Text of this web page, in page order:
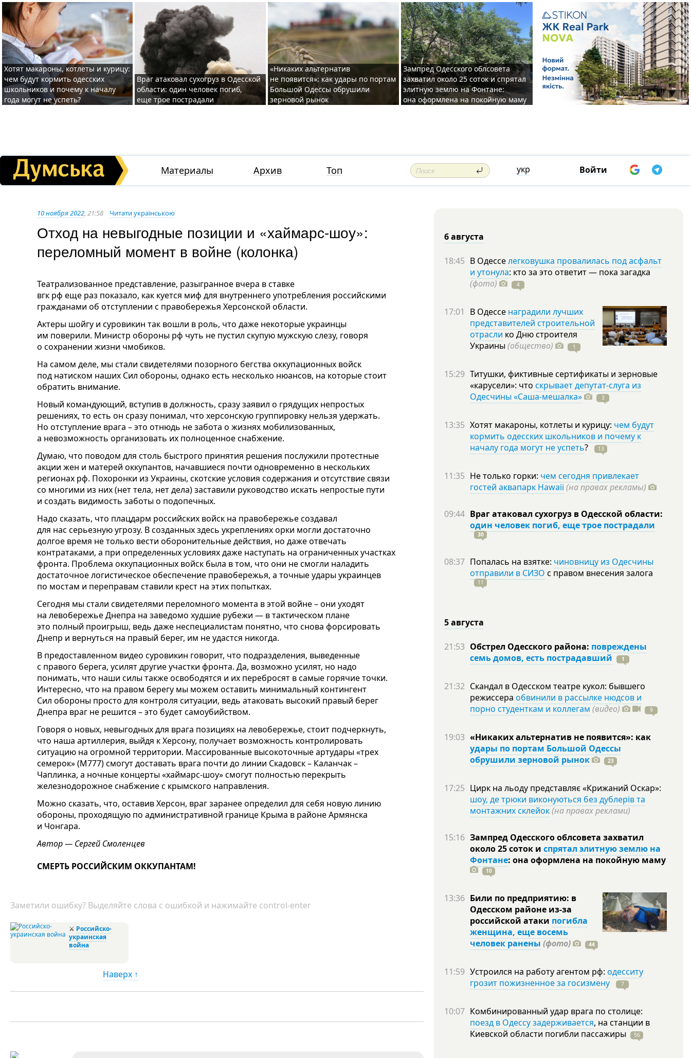
Хотят макароны, котлеты и курицу:
чем будут кормить одесских
школьников и почему к началу
года могут не успеть?
Враг атаковал сухогруз в Одесской
области: один человек погиб,
еще трое пострадали
«Никаких альтернатив
не появится»: как удары по портам
Большой Одессы обрушили
зерновой рынок
Зампред Одесского облсовета
захватил около 25 соток и спрятал
элитную землю на Фонтане:
она оформлена на покойную маму
Материалы Архив Топ укр Войти
10 ноября 2022, 21:58 Читати українською
Отход на невыгодные позиции и «хаймарс-шоу»:
переломный момент в войне (колонка)
Театрализованное представление, разыгранное вчера в ставке
вгк рф еще раз показало, как куется миф для внутреннего употребления российскими
гражданами об отступлении с правобережья Херсонской области.
Актеры шойгу и суровикин так вошли в роль, что даже некоторые украинцы
им поверили. Министр обороны рф чуть не пустил скупую мужскую слезу, говоря
о сохранении жизни чмобиков.
На самом деле, мы стали свидетелями позорного бегства оккупационных войск
под натиском наших Сил обороны, однако есть несколько нюансов, на которые стоит
обратить внимание.
Новый командующий, вступив в должность, сразу заявил о грядущих непростых
решениях, то есть он сразу понимал, что херсонскую группировку нельзя удержать.
Но отступление врага – это отнюдь не забота о жизнях мобилизованных,
а невозможность организовать их полноценное снабжение.
Думаю, что поводом для столь быстрого принятия решения послужили протестные
акции жен и матерей оккупантов, начавшиеся почти одновременно в нескольких
регионах рф. Похоронки из Украины, скотские условия содержания и отсутствие связи
со многими из них (нет тела, нет дела) заставили руководство искать непростые пути
и создать видимость заботы о подопечных.
Надо сказать, что плацдарм российских войск на правобережье создавал
для нас серьезную угрозу. В созданных здесь укреплениях орки могли достаточно
долгое время не только вести оборонительные действия, но даже отвечать
контратаками, а при определенных условиях даже наступать на ограниченных участках
фронта. Проблема оккупационных войск была в том, что они не смогли наладить
достаточное логистическое обеспечение правобережья, а точные удары украинцев
по мостам и переправам ставили крест на этих попытках.
Сегодня мы стали свидетелями переломного момента в этой войне – они уходят
на левобережье Днепра на заведомо худшие рубежи — в тактическом плане
это полный проигрыш, ведь даже неспециалистам понятно, что снова форсировать
Днепр и вернуться на правый берег, им не удастся никогда.
В предоставленном видео суровикин говорит, что подразделения, выведенные
с правого берега, усилят другие участки фронта. Да, возможно усилят, но надо
понимать, что наши силы также освободятся и их перебросят в самые горячие точки.
Интересно, что на правом берегу мы можем оставить минимальный контингент
Сил обороны просто для контроля ситуации, ведь атаковать высокий правый берег
Днепра враг не решится – это будет самоубийством.
Говоря о новых, невыгодных для врага позициях на левобережье, стоит подчеркнуть,
что наша артиллерия, выйдя к Херсону, получает возможность контролировать
ситуацию на огромной территории. Массированные высокоточные артудары «трех
семерок» (М777) смогут доставать врага почти до линии Скадовск – Каланчак –
Чаплинка, а ночные концерты «хаймарс-шоу» смогут полностью перекрыть
железнодорожное снабжение с крымского направления.
Можно сказать, что, оставив Херсон, враг заранее определил для себя новую линию
обороны, проходящую по административной границе Крыма в районе Армянска
и Чонгара.
Автор — Сергей Смоленцев
СМЕРТЬ РОССИЙСКИМ ОККУПАНТАМ!
Заметили ошибку? Выделяйте слова с ошибкой и нажимайте control-enter
⚔ Российско-
украинская
война
Наверх ↑
6 августа
18:45 В Одесселегковушка провалилась под асфальт
и утонула: кто за это ответит — пока загадка
(фото)
4
17:01 В Одессе наградили лучших
представителей строительной
отрасли ко Дню строителя
Украины (общество) 1
15:29 Титушки, фиктивные сертификаты и зерновые
«карусели»: что скрывает депутат-слуга из
Одесчины «Саша-мешалка»
3
13:35 Хотят макароны, котлеты и курицу: чем будут
кормить одесских школьников и почему к
началу года могут не успеть? 13
11:35 Не только горки: чем сегодня привлекает
гостей аквапарк Hawaii (на правах рекламы)
09:44 Враг атаковал сухогруз в Одесской области:
один человек погиб, еще трое пострадали
30
08:37 Попалась на взятке: чиновницу из Одесчины
отправили в СИЗО с правом внесения залога
11
5 августа
21:53 Обстрел Одесского района: повреждены
семь домов, есть пострадавший
1
21:32 Скандал в Одесском театре кукол: бывшего
режиссера обвинили в рассылке нюдсов и
порно студенткам и коллегам (видео) 9
19:03 «Никаких альтернатив не появится»: как
удары по портам Большой Одессы
обрушили зерновой рынок
23
17:25 Цирк на льоду представляє «Крижаний Оскар»:
шоу, де трюки виконуються без дублерів та
монтажних склейок(на правах реклами)
15:16 Зампред Одесского облсовета захватил
около 25 соток и спрятал элитную землю на
Фонтане: она оформлена на покойную маму
10
13:36 Били по предприятию: в
Одесском районе из-за
российской атаки погибла
женщина, еще восемь
человек ранены (фото) 44
11:59 Устроился на работу агентом рф: одесситу
грозит пожизненное за госизмену
7
10:07 Комбинированный удар врага по столице:
поезд в Одессу задерживается, на станции в
Киевской области погибли пассажиры 56